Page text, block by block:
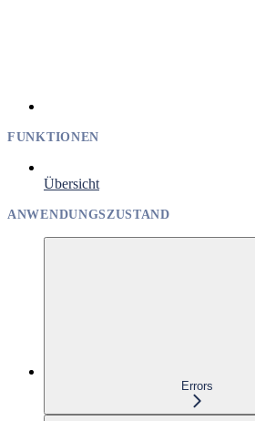
FUNKTIONEN
Übersicht
ANWENDUNGSZUSTAND
Errors